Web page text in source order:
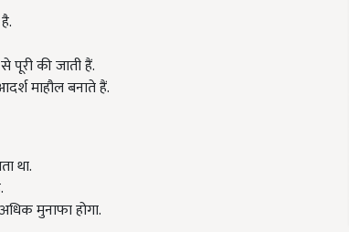
की जाती हैं.
माहौल बनाते हैं.
था.
मुनाफा होगा.